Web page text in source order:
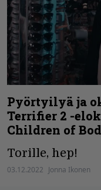
Pyörtyilyä ja
Terrifier 2 -
Children of
Torille, hep!
03.12.2022 Jonna Ikonen